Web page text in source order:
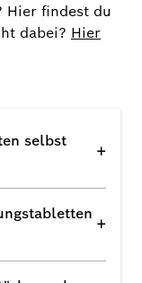
Hier findest du
dabei? Hier
selbst
+
+